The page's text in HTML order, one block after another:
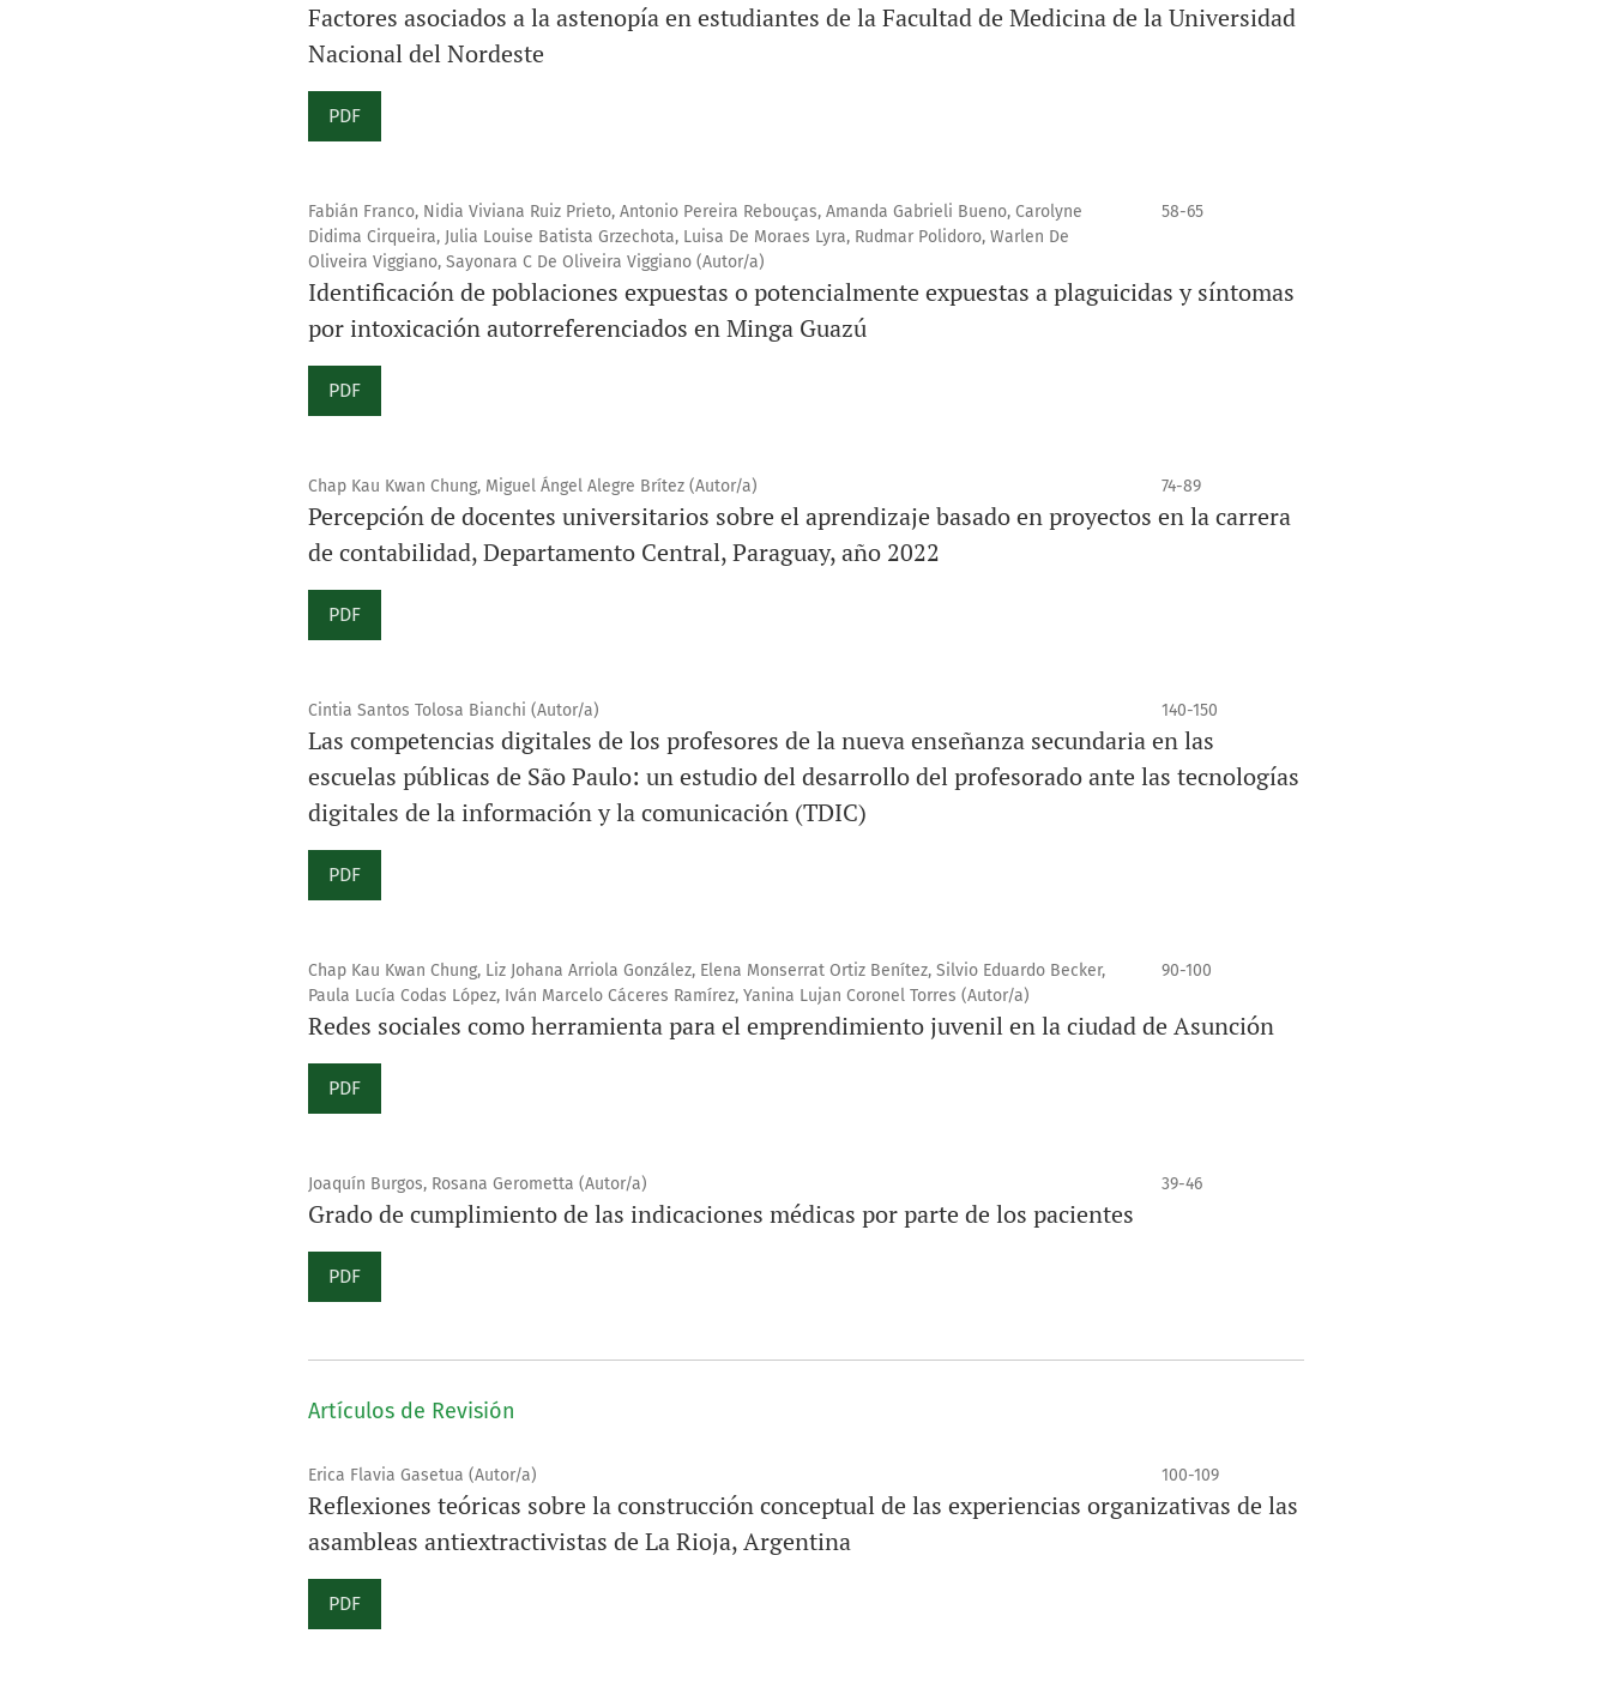
Factores asociados a la astenopía en estudiantes de la Facultad de Medicina de la Universidad
Nacional del Nordeste
PDF
Fabián Franco, Nidia Viviana Ruiz Prieto, Antonio Pereira Rebouças, Amanda Gabrieli Bueno, Carolyne
Didima Cirqueira, Julia Louise Batista Grzechota, Luisa De Moraes Lyra, Rudmar Polidoro, Warlen De
Oliveira Viggiano, Sayonara C De Oliveira Viggiano (Autor/a)
58-65
Identificación de poblaciones expuestas o potencialmente expuestas a plaguicidas y síntomas
por intoxicación autorreferenciados en Minga Guazú
PDF
Chap Kau Kwan Chung, Miguel Ángel Alegre Brítez (Autor/a) 74-89
Percepción de docentes universitarios sobre el aprendizaje basado en proyectos en la carrera
de contabilidad, Departamento Central, Paraguay, año 2022
PDF
Cintia Santos Tolosa Bianchi (Autor/a) 140-150
Las competencias digitales de los profesores de la nueva enseñanza secundaria en las
escuelas públicas de São Paulo: un estudio del desarrollo del profesorado ante las tecnologías
digitales de la información y la comunicación (TDIC)
PDF
Chap Kau Kwan Chung, Liz Johana Arriola González, Elena Monserrat Ortiz Benítez, Silvio Eduardo Becker,
Paula Lucía Codas López, Iván Marcelo Cáceres Ramírez, Yanina Lujan Coronel Torres (Autor/a)
90-100
Redes sociales como herramienta para el emprendimiento juvenil en la ciudad de Asunción
PDF
Joaquín Burgos, Rosana Gerometta (Autor/a) 39-46
Grado de cumplimiento de las indicaciones médicas por parte de los pacientes
PDF
Artículos de Revisión
Erica Flavia Gasetua (Autor/a) 100-109
Reflexiones teóricas sobre la construcción conceptual de las experiencias organizativas de las
asambleas antiextractivistas de La Rioja, Argentina
PDF